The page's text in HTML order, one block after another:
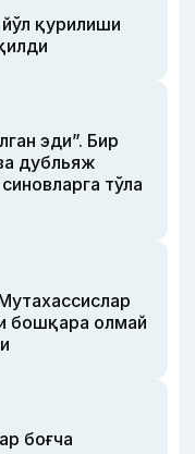
қурилиши
эди”. Бир
дубльяж
тўла
бошқара олмай
боғча